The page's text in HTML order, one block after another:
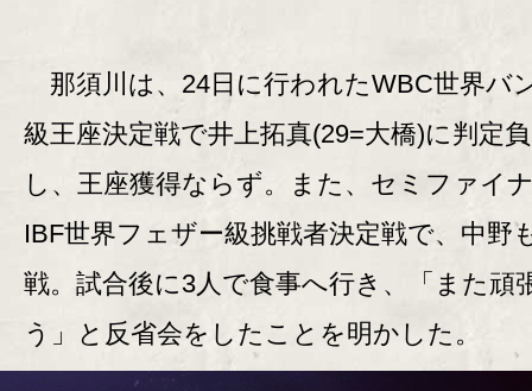
那須川は、24日に行われたWBC世界バ
級王座決定戦で井上拓真(29=大橋)に判定
し、王座獲得ならず。また、セミファイ
IBF世界フェザー級挑戦者決定戦で、中野
戦。試合後に3人で食事へ行き、「また頑
う」と反省会をしたことを明かした。